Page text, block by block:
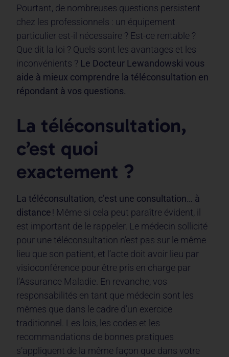
Pourtant, de nombreuses questions persistent
chez les professionnels : un équipement
particulier est-il nécessaire ? Est-ce rentable ?
Que dit la loi ? Quels sont les avantages et les
inconvénients ? Le Docteur Lewandowski vous
aide à mieux comprendre la téléconsultation en
répondant à vos questions.
La téléconsultation,
c’est quoi
exactement ?
La téléconsultation, c’est une consultation… à
distance! Même si cela peut paraître évident, il
est important de le rappeler. Le médecin sollicité
pour une téléconsultation n’est pas sur le même
lieu que son patient, et l’acte doit avoir lieu par
visioconférence pour être pris en charge par
l’Assurance Maladie. En revanche, vos
responsabilités en tant que médecin sont les
mêmes que dans le cadre d’un exercice
traditionnel. Les lois, les codes et les
recommandations de bonnes pratiques
s’appliquent de la même façon que dans votre